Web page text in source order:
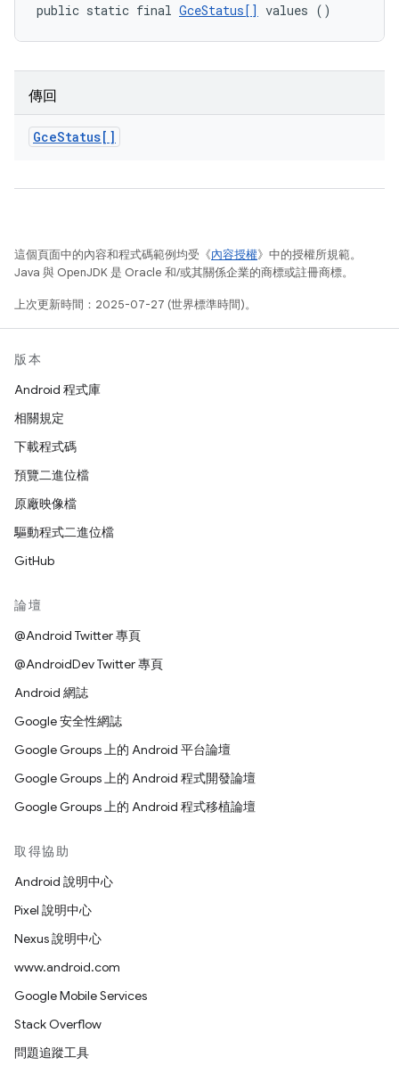
public static final GceStatus[] values ()
傳回
GceStatus[]
這個頁面中的內容和程式碼範例均受《內容授權》中的授權所規範。
Java 與 OpenJDK 是 Oracle 和/或其關係企業的商標或註冊商標。
上次更新時間：2025-07-27 (世界標準時間)。
版本
Android 程式庫
相關規定
下載程式碼
預覽二進位檔
原廠映像檔
驅動程式二進位檔
GitHub
論壇
@Android Twitter 專頁
@AndroidDev Twitter 專頁
Android 網誌
Google 安全性網誌
Google Groups 上的 Android 平台論壇
Google Groups 上的 Android 程式開發論壇
Google Groups 上的 Android 程式移植論壇
取得協助
Android 說明中心
Pixel 說明中心
Nexus 說明中心
www.android.com
Google Mobile Services
Stack Overflow
問題追蹤工具